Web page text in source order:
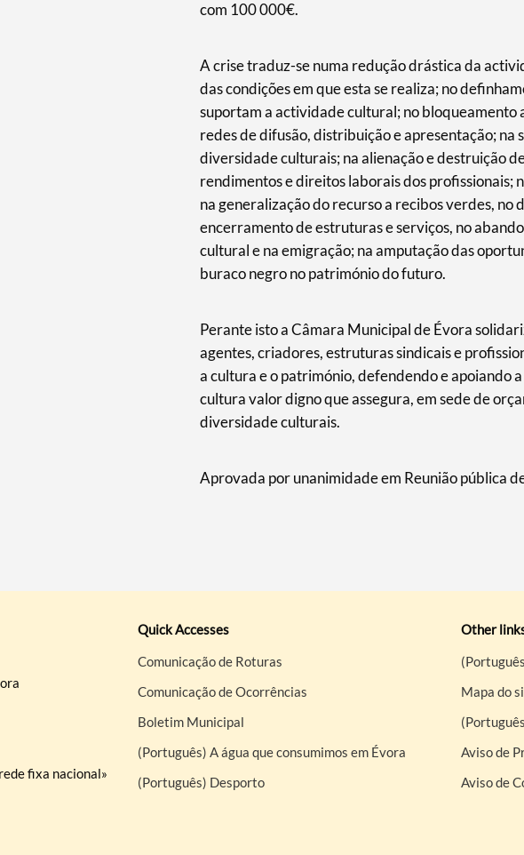
com 100 000€.
A crise traduz-se numa redução drástica da
das condições em que esta se realiza; no
suportam a actividade cultural; no bloqueamento
redes de difusão, distribuição e apresentação;
diversidade culturais; na alienação e destruição
rendimentos e direitos laborais dos profissionais;
na generalização do recurso a recibos verdes, no
encerramento de estruturas e serviços, no
cultural e na emigração; na amputação das
buraco negro no património do futuro.
Perante isto a Câmara Municipal de Évora
agentes, criadores, estruturas sindicais e
a cultura e o património, defendendo e apoiando
cultura valor digno que assegura, em sede de
diversidade culturais.
Aprovada por unanimidade em Reunião pública
fixa nacional»
Quick Accesses
Comunicação de Roturas
Comunicação de Ocorrências
Boletim Municipal
(Português) A água que consumimos em Évora
(Português) Desporto
Other
Mapa do
Aviso de
Aviso de